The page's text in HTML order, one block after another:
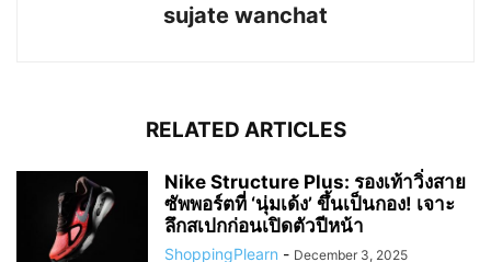
sujate wanchat
RELATED ARTICLES
Nike Structure Plus: รองเท้าวิ่งสาย
ซัพพอร์ตที่ ‘นุ่มเด้ง’ ขึ้นเป็นกอง! เจาะ
ลึกสเปกก่อนเปิดตัวปีหน้า
ShoppingPlearn - December 3, 2025